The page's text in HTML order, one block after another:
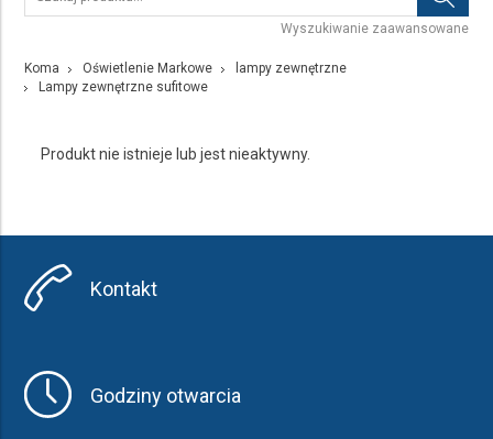
Wyszukiwanie zaawansowane
Koma Oświetlenie Markowe
lampy zewnętrzne
Lampy zewnętrzne sufitowe
Produkt nie istnieje lub jest nieaktywny.
Kontakt
Godziny otwarcia